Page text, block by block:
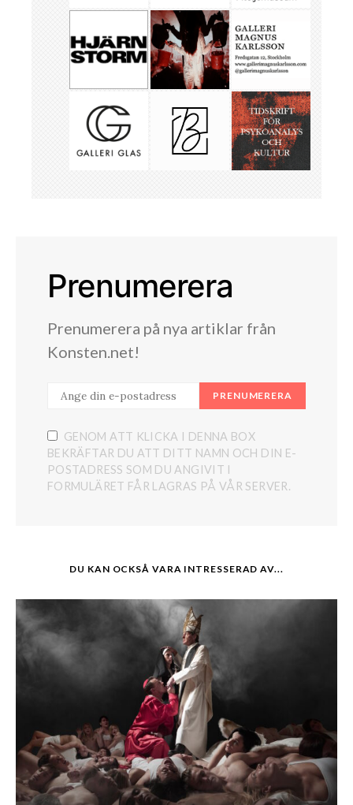
Prenumerera
Prenumerera på nya artiklar från
Konsten.net!
PRENUMERERA
GENOM ATT KLICKA I DENNA BOX
BEKRÄFTAR DU ATT DITT NAMN OCH DIN E-
POSTADRESS SOM DU ANGIVIT I
FORMULÄRET FÅR LAGRAS PÅ VÅR SERVER.
DU KAN OCKSÅ VARA INTRESSERAD AV...